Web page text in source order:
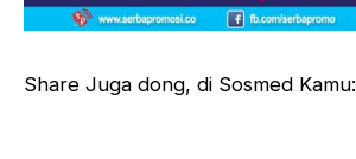
Share Juga dong, di Sosmed Kamu: